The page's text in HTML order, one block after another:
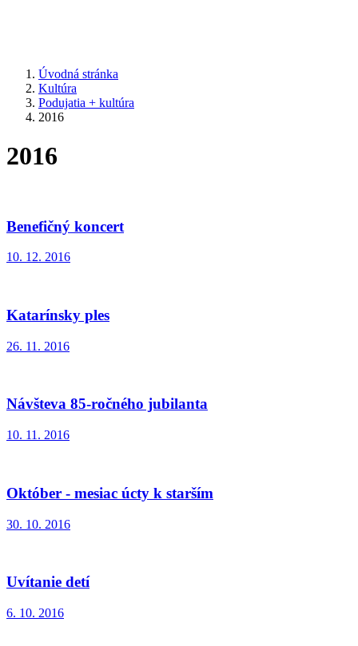
Úvodná stránka
Kultúra
Podujatia + kultúra
2016
2016
Benefičný koncert
10. 12. 2016
Katarínsky ples
26. 11. 2016
Návšteva 85-ročného jubilanta
10. 11. 2016
Október - mesiac úcty k starším
30. 10. 2016
Uvítanie detí
6. 10. 2016